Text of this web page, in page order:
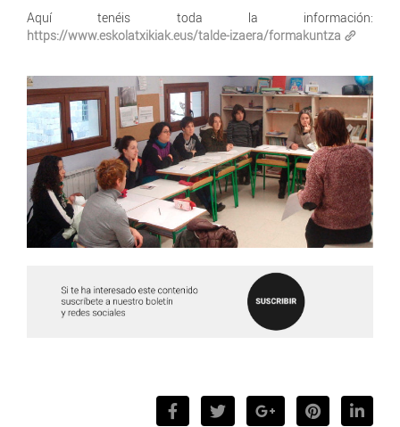
Aquí tenéis toda la información:
https://www.eskolatxikiak.eus/talde-izaera/formakuntza